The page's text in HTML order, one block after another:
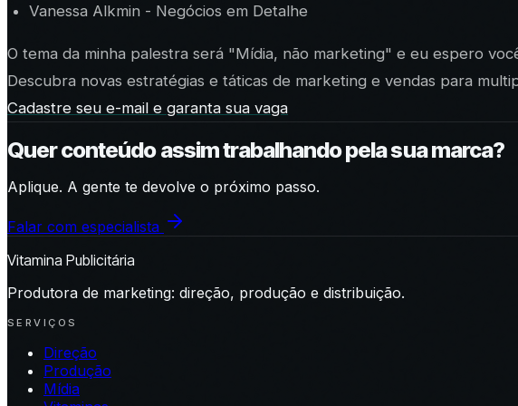
Vanessa Alkmin - Negócios em Detalhe
O tema da minha palestra será "Mídia, não marketing" e eu espero
Descubra novas estratégias e táticas de marketing e vendas para
Cadastre seu e-mail e garanta sua vaga
Quer conteúdo assim trabalhando pela sua marca?
Aplique. A gente te devolve o próximo passo.
Falar com especialista
Vitamina Publicitária
Produtora de marketing: direção, produção e distribuição.
SERVIÇOS
Direção
Produção
Mídia